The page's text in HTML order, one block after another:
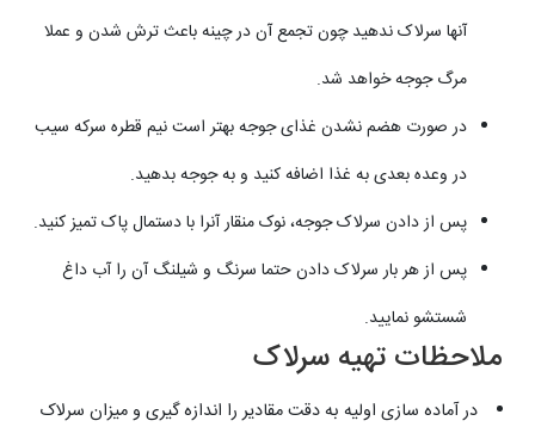
آنها سرلاک ندهید چون تجمع آن در چینه باعث ترش شدن و عملا
مرگ جوجه خواهد شد.
در صورت هضم نشدن غذای جوجه بهتر است نیم قطره سرکه سیب
در وعده بعدی به غذا اضافه کنید و به جوجه بدهید.
پس از دادن سرلاک جوجه، نوک منقار آنرا با دستمال پاک تمیز کنید.
پس از هر بار سرلاک دادن حتما سرنگ و شیلنگ آن را آب داغ
شستشو نمایید.
ملاحظات تهیه سرلاک
در آماده سازی اولیه به دقت مقادیر را اندازه گیری و میزان سرلاک